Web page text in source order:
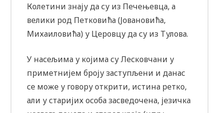
Колетини знају да су из Печењевца, а
велики род Петковића (Јовановића,
Михаиловића) у Церовцу да су из Тулова.
У насељима у којима су Лесковчани у
приметнијем броју заступљени и данас
се може у говору открити, истина ретко,
али у старијих особа засведочена, језичка